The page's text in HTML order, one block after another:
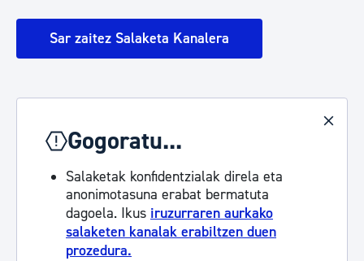
Sar zaitez Salaketa Kanalera
Gogoratu...
Salaketak konfidentzialak direla eta
anonimotasuna erabat bermatuta
dagoela. Ikus iruzurraren aurkako
salaketen kanalak erabiltzen duen
prozedura.